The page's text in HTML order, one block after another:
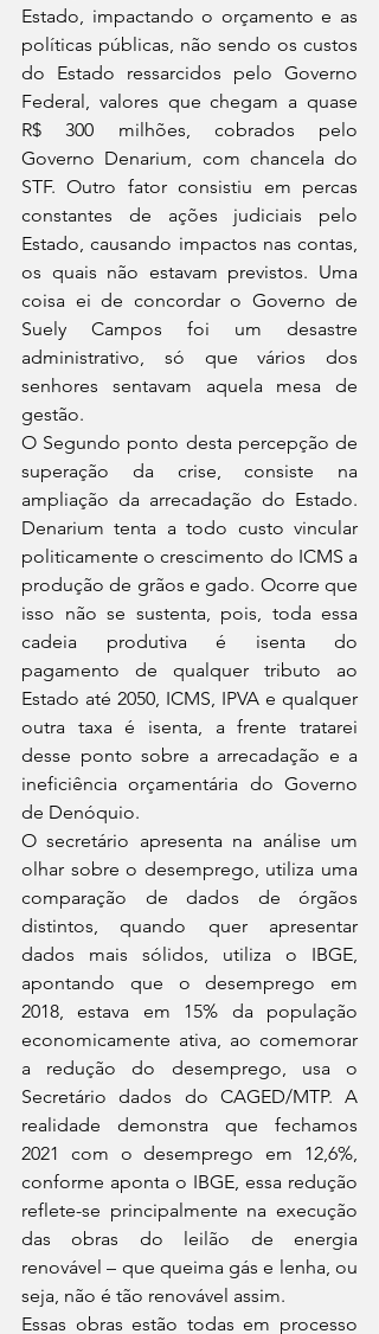
Estado, impactando o orçamento e as
políticas públicas, não sendo os custos
do Estado ressarcidos pelo Governo
Federal, valores que chegam a quase
R$ 300 milhões, cobrados pelo
Governo Denarium, com chancela do
STF. Outro fator consistiu em percas
constantes de ações judiciais pelo
Estado, causando impactos nas contas,
os quais não estavam previstos. Uma
coisa ei de concordar o Governo de
Suely Campos foi um desastre
administrativo, só que vários dos
senhores sentavam aquela mesa de
gestão.
O Segundo ponto desta percepção de
superação da crise, consiste na
ampliação da arrecadação do Estado.
Denarium tenta a todo custo vincular
politicamente o crescimento do ICMS a
produção de grãos e gado. Ocorre que
isso não se sustenta, pois, toda essa
cadeia produtiva é isenta do
pagamento de qualquer tributo ao
Estado até 2050, ICMS, IPVA e qualquer
outra taxa é isenta, a frente tratarei
desse ponto sobre a arrecadação e a
ineficiência orçamentária do Governo
de Denóquio.
O secretário apresenta na análise um
olhar sobre o desemprego, utiliza uma
comparação de dados de órgãos
distintos, quando quer apresentar
dados mais sólidos, utiliza o IBGE,
apontando que o desemprego em
2018, estava em 15% da população
economicamente ativa, ao comemorar
a redução do desemprego, usa o
Secretário dados do CAGED/MTP. A
realidade demonstra que fechamos
2021 com o desemprego em 12,6%,
conforme aponta o IBGE, essa redução
reflete-se principalmente na execução
das obras do leilão de energia
renovável – que queima gás e lenha, ou
seja, não é tão renovável assim.
Essas obras estão todas em processo